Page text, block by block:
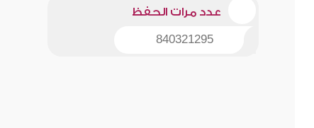
عدد مرات الحفظ
840321295